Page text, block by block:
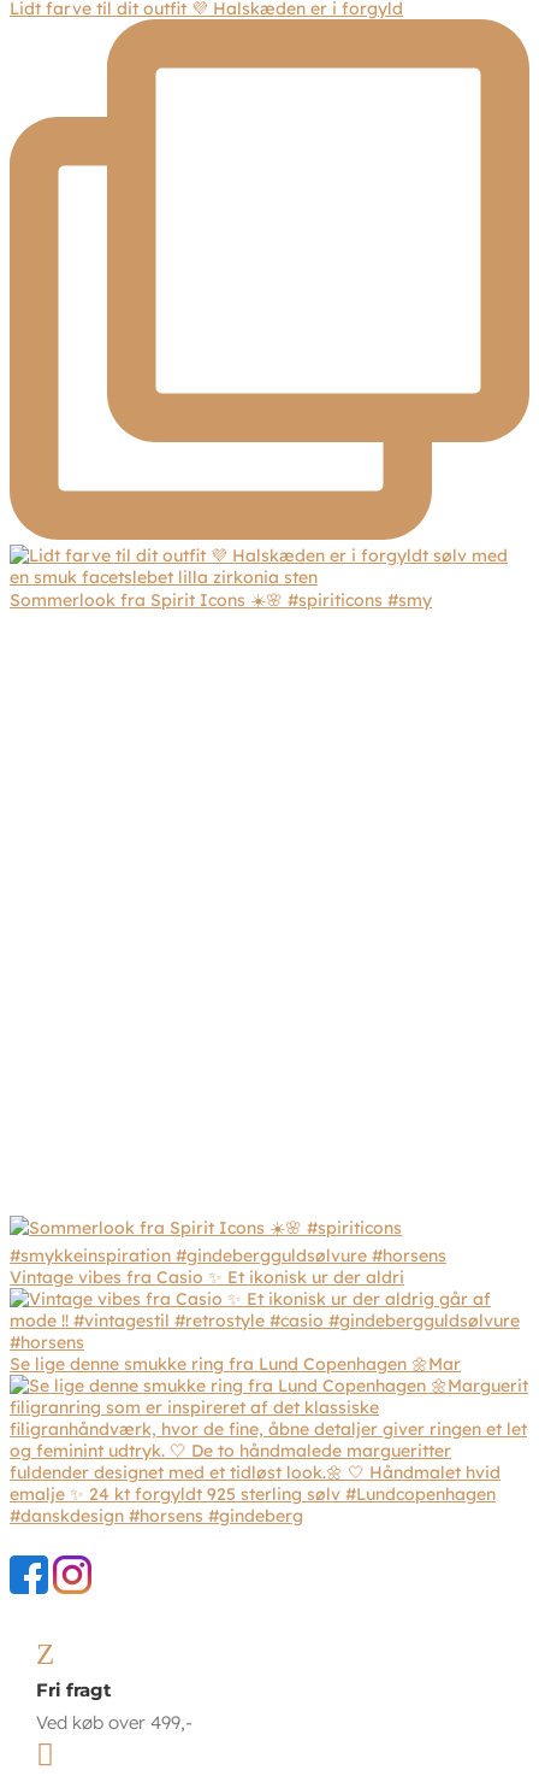
Lidt farve til dit outfit 💜 Halskæden er i forgyld
Sommerlook fra Spirit Icons ☀️🌸 #spiriticons #smy
Vintage vibes fra Casio ✨ Et ikonisk ur der aldri
Se lige denne smukke ring fra Lund Copenhagen 🌼Mar
Z
Fri fragt
Ved køb over 499,-
